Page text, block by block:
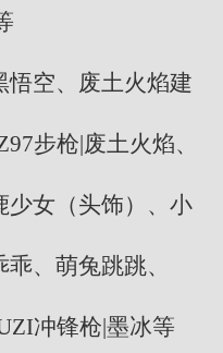
悟空、废土火焰建
步枪|废土火焰、
少女（头饰）、小
、萌兔跳跳、
冲锋枪|墨冰等